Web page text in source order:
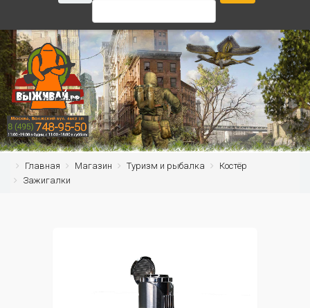
Главная Магазин Туризм и рыбалка
Костёр
Зажигалки